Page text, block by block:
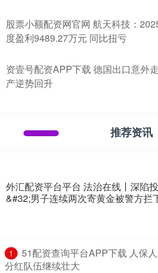
股票小额配资网官网 航天科技：
度盈利9489.27万元 同比扭亏
资壹号配资APP下载 德国出口意外
产逆势回升
推荐资讯
外汇配资平台平台 法治在线丨深陷
&#32;男子连续两次寄黄金被警方拦
1
​51配资查询平台APP下载 人保
分红队伍继续壮大